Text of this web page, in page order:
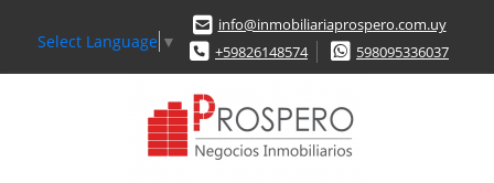
Select Language ▼
info@inmobiliariaprospero.com.uy
+59826148574
598095336037